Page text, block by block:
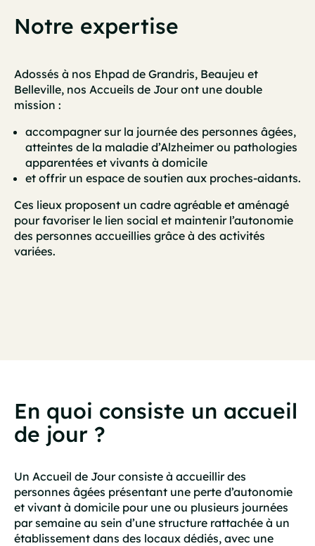
Notre expertise
Adossés à nos Ehpad de Grandris, Beaujeu et
Belleville, nos Accueils de Jour ont une double
mission :
accompagner sur la journée des personnes âgées,
atteintes de la maladie d’Alzheimer ou pathologies
apparentées et vivants à domicile
et offrir un espace de soutien aux proches-aidants.
Ces lieux proposent un cadre agréable et aménagé
pour favoriser le lien social et maintenir l’autonomie
des personnes accueillies grâce à des activités
variées.
En quoi consiste un accueil
de jour ?
Un Accueil de Jour consiste à accueillir des
personnes âgées présentant une perte d’autonomie
et vivant à domicile pour une ou plusieurs journées
par semaine au sein d’une structure rattachée à un
établissement dans des locaux dédiés, avec une